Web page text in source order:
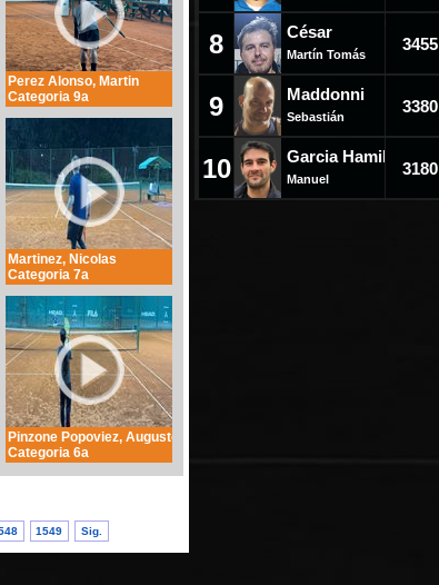
Perez Alonso, Martin
Categoria 9a
Martinez, Nicolas
Categoria 7a
Pinzone Popoviez, Augusto Ezequiel
Categoria 6a
1549 Sig.
8 César
Martín Tomás
3455
9 Maddonni
Sebastián
3380
10 Garcia Hamilton
Manuel
3180